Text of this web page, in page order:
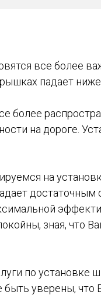
все более
падает
более
на дороге.
на
достаточным
зная, что
по
уверены,